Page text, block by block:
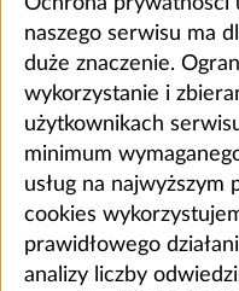
naszego serwisu ma
duże znaczenie.
wykorzystanie i
użytkownikach
minimum
usług na najwyższym
cookies
prawidłowego
analizy liczby